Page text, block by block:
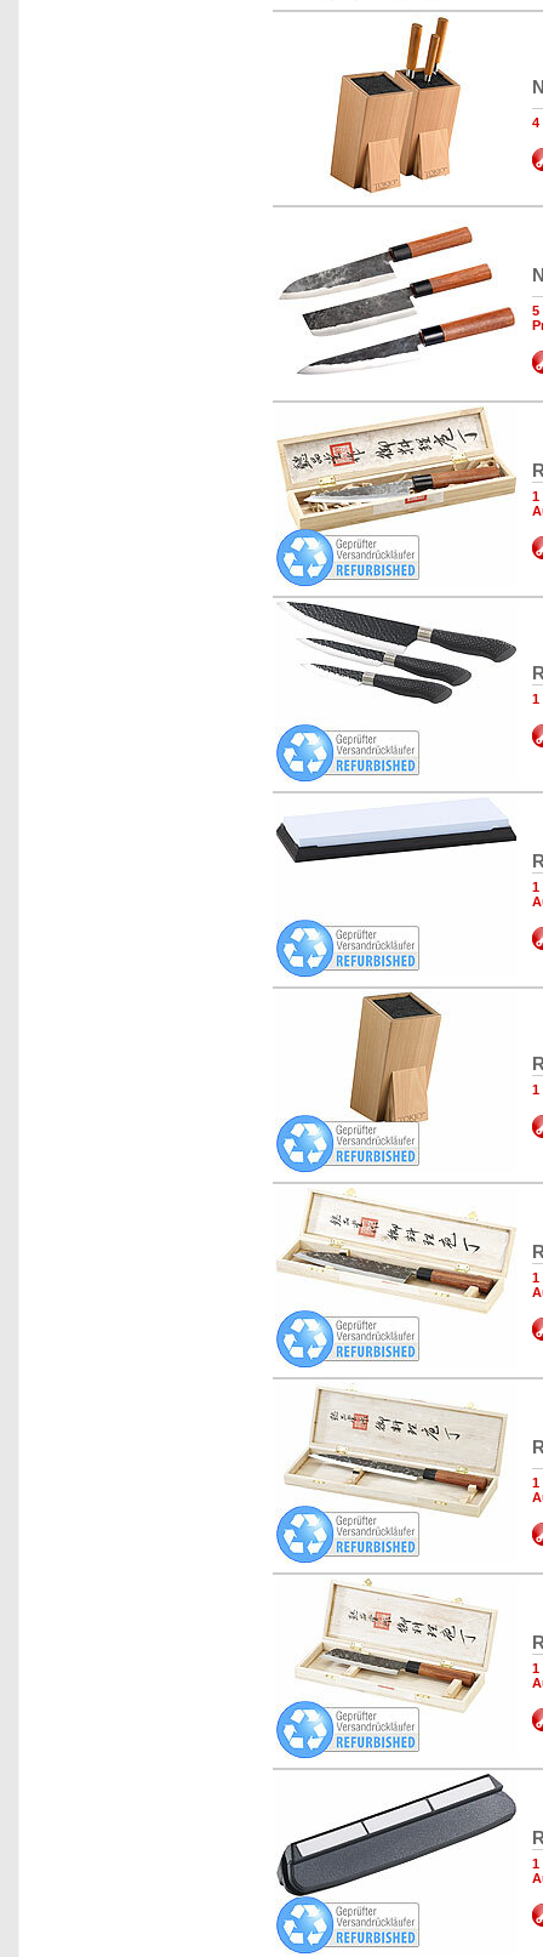
4
5
1
1
1
1
1
1
1
1